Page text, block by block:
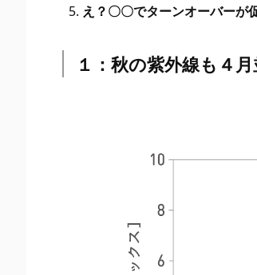
つ
肌
え？〇〇でターンオーバーが
１：秋の紫外線も４